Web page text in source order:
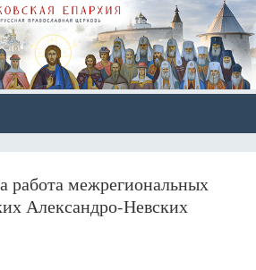
работа межрегиональных
Александро-Невских